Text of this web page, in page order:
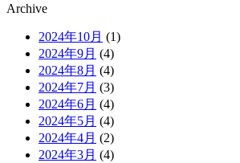
Archive
2024年10月 (1)
2024年9月 (4)
2024年8月 (4)
2024年7月 (3)
2024年6月 (4)
2024年5月 (4)
2024年4月 (2)
2024年3月 (4)